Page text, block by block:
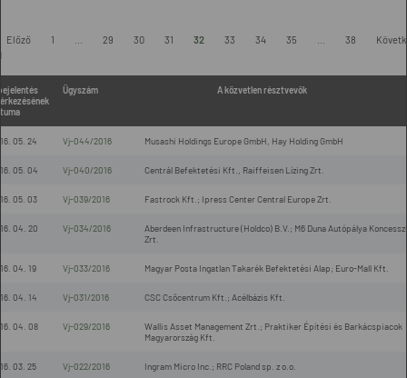
Előző 1 29 30 31 32 33 34 35 38
Ügyszám A közvetlen résztvevők
05. 24 Vj-044/2016 Musashi Holdings Europe GmbH, Hay Holding GmbH
05. 04 Vj-040/2016 Centrál Befektetési Kft., Raiffeisen Lízing Zrt.
05. 03 Vj-039/2016 Fastrock Kft.; Ipress Center Central Europe Zrt.
04. 20 Vj-034/2016
Aberdeen Infrastructure (Holdco) B.V.; M6 Duna Autópálya
Zrt.
04. 19 Vj-033/2016 Magyar Posta Ingatlan Takarék Befektetési Alap; Euro-Mall Kft.
04. 14 Vj-031/2016 CSC Csőcentrum Kft.; Acélbázis Kft.
04. 08 Vj-029/2016
Wallis Asset Management Zrt.; Praktiker Építési és Barkácspiacok
Magyarország Kft.
03. 25 Vj-022/2016 Ingram Micro Inc.; RRC Poland sp. z o.o.